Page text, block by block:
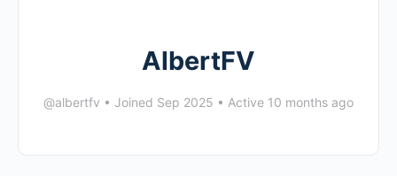
AlbertFV
@albertfv • Joined Sep 2025 • Active 10 months ago